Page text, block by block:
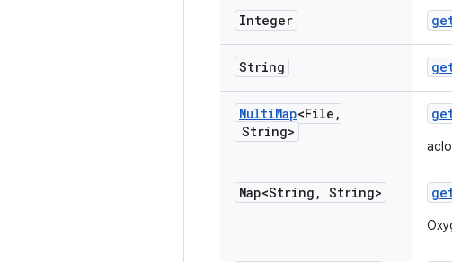
Integer
String
MultiMap<File ,
String>
Map<String , String>